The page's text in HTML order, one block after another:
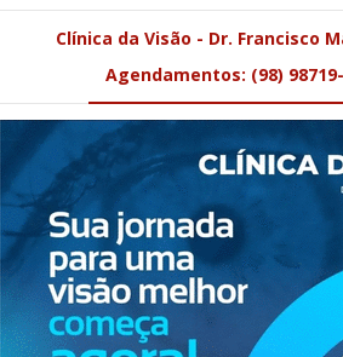
Clínica da Visão - Dr. Francisco
Agendamentos: (98)